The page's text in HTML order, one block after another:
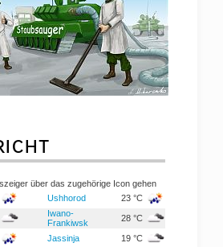
über das zugehörige Icon gehen
Ushhorod 23 °C
Iwano-
Frankiwsk
28 °C
Jassinja 19 °C